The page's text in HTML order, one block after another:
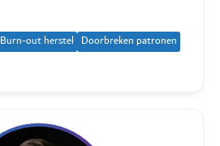
Burn-out herstel Doorbreken patronen